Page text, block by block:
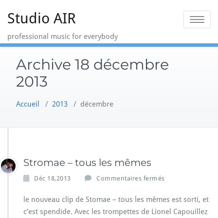
Studio AIR
professional music for everybody
Toggle
Archive 18 décembre
2013
Accueil / 2013 / décembre
Stromae – tous les mêmes
Déc 18,2013 Commentaires fermés
r
S
le nouveau clip de Stomae – tous les mêmes est sorti, et
c’est spendide. Avec les trompettes de Lionel Capouillez